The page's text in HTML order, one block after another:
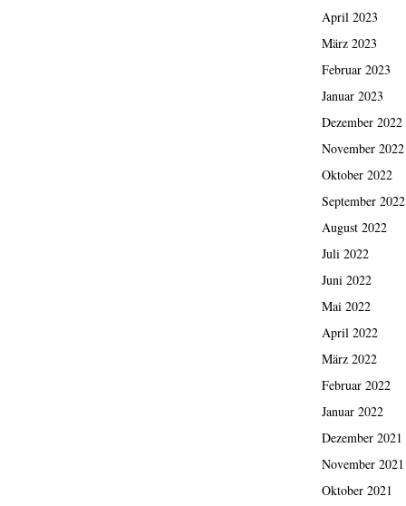
April 2023
März 2023
Februar 2023
Januar 2023
Dezember 2022
November 2022
Oktober 2022
September 2022
August 2022
Juli 2022
Juni 2022
Mai 2022
April 2022
März 2022
Februar 2022
Januar 2022
Dezember 2021
November 2021
Oktober 2021